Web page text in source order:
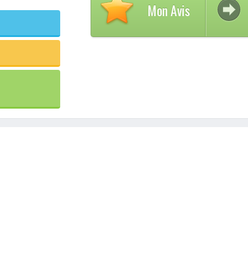
Mon Avissagesse extraites
...lire plus